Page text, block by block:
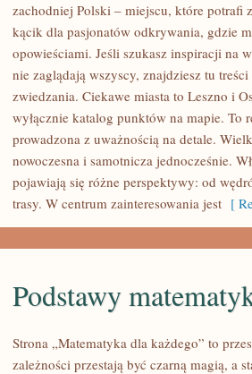
WRZEŚNIA
zachodniej Polski – miejscu, które potrafi
kącik dla pasjonatów odkrywania, gdzie
opowieściami. Jeśli szukasz inspiracji na
nie zaglądają wszyscy, znajdziesz tu
zwiedzania. Ciekawe miasta to Leszno i
wyłącznie katalog punktów na mapie. To
prowadzona z uważnością na detale.
nowoczesna i samotnicza jednocześnie.
pojawiają się różne perspektywy: od
trasy. W centrum zainteresowania jest [
Podstawy
Strona „Matematyka dla każdego” to
zależności przestają być czarną magią, a